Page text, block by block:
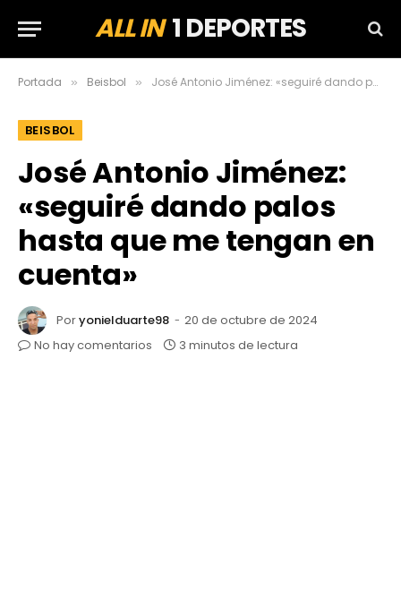
ALL IN1 DEPORTES
Portada » Beisbol » José Antonio Jiménez: «seguiré dando palos hasta que me tengan en cuenta»
BEISBOL
José Antonio Jiménez:
«seguiré dando palos
hasta que me tengan en
cuenta»
Poryonielduarte98
20 de octubre de 2024
No hay comentarios
3 minutos de lectura